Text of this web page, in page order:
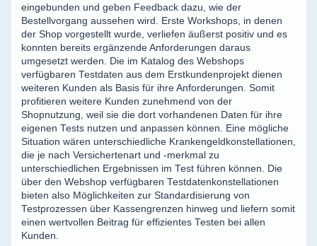
eingebunden und geben Feedback dazu, wie der
Bestellvorgang aussehen wird. Erste Workshops, in denen
der Shop vorgestellt wurde, verliefen äußerst positiv und es
konnten bereits ergänzende Anforderungen daraus
umgesetzt werden. Die im Katalog des Webshops
verfügbaren Testdaten aus dem Erstkundenprojekt dienen
weiteren Kunden als Basis für ihre Anforderungen. Somit
profitieren weitere Kunden zunehmend von der
Shopnutzung, weil sie die dort vorhandenen Daten für ihre
eigenen Tests nutzen und anpassen können. Eine mögliche
Situation wären unterschiedliche Krankengeldkonstellationen,
die je nach Versichertenart und -merkmal zu
unterschiedlichen Ergebnissen im Test führen können. Die
über den Webshop verfügbaren Testdatenkonstellationen
bieten also Möglichkeiten zur Standardisierung von
Testprozessen über Kassengrenzen hinweg und liefern somit
einen wertvollen Beitrag für effizientes Testen bei allen
Kunden.